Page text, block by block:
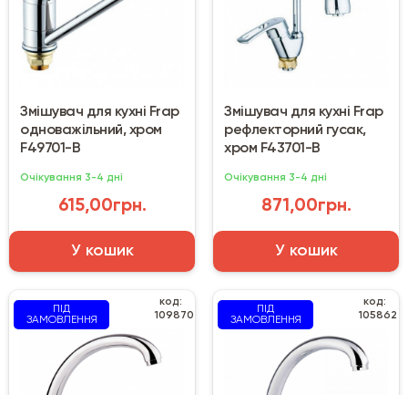
Змішувач для кухні Frap
одноважільний, хром
F49701-B
Очікування 3-4 дні
615,00грн.
У кошик
Змішувач для кухні Frap
рефлекторний гусак,
хром F43701-B
Очікування 3-4 дні
871,00грн.
У кошик
ПІД
ЗАМОВЛЕННЯ
код:
109870
ПІД
ЗАМОВЛЕННЯ
код:
105862